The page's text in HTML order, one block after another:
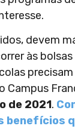
devem
às
Campus
de 2021.
benefícios